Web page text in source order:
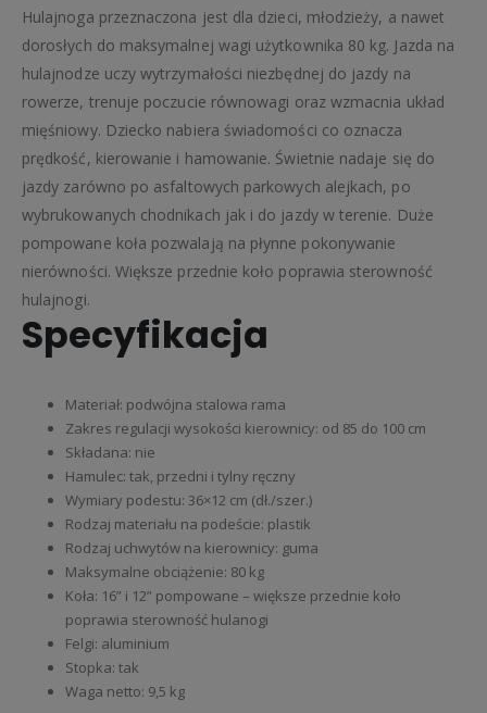
Hulajnoga przeznaczona jest dla dzieci, młodzieży, a nawet
dorosłych do maksymalnej wagi użytkownika 80 kg. Jazda na
hulajnodze uczy wytrzymałości niezbędnej do jazdy na
rowerze, trenuje poczucie równowagi oraz wzmacnia układ
mięśniowy. Dziecko nabiera świadomości co oznacza
prędkość, kierowanie i hamowanie. Świetnie nadaje się do
jazdy zarówno po asfaltowych parkowych alejkach, po
wybrukowanych chodnikach jak i do jazdy w terenie. Duże
pompowane koła pozwalają na płynne pokonywanie
nierówności. Większe przednie koło poprawia sterowność
hulajnogi.
Specyfikacja
Materiał: podwójna stalowa rama
Zakres regulacji wysokości kierownicy: od 85 do 100 cm
Składana: nie
Hamulec: tak, przedni i tylny ręczny
Wymiary podestu: 36×12 cm (dł./szer.)
Rodzaj materiału na podeście: plastik
Rodzaj uchwytów na kierownicy: guma
Maksymalne obciążenie: 80 kg
Koła: 16” i 12” pompowane – większe przednie koło
poprawia sterowność hulanogi
Felgi: aluminium
Stopka: tak
Waga netto: 9,5 kg